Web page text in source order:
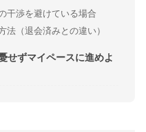
干渉を避けている場合
（退会済みとの違い）
せずマイペースに進めよ